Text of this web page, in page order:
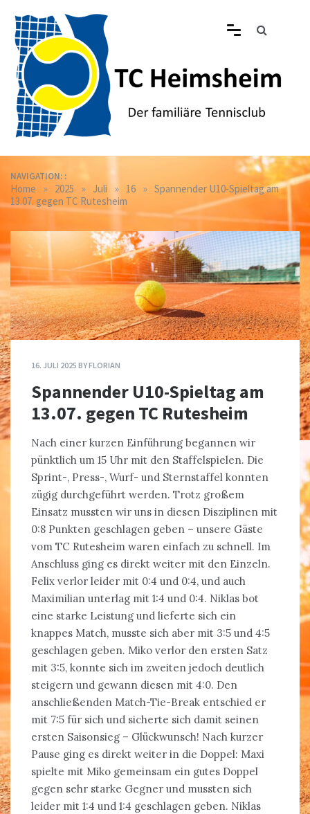
content
Tennisclub Heimsheim
NAVIGATION: :
Home » 2025 » Juli » 16 » Spannender U10-Spieltag am
13.07. gegen TC Rutesheim
16. JULI 2025 BYFLORIAN
Spannender U10-Spieltag am
13.07. gegen TC Rutesheim
Nach einer kurzen Einführung begannen wir
pünktlich um 15 Uhr mit den Staffelspielen. Die
Sprint-, Press-, Wurf- und Sternstaffel konnten
zügig durchgeführt werden. Trotz großem
Einsatz mussten wir uns in diesen Disziplinen mit
0:8 Punkten geschlagen geben – unsere Gäste
vom TC Rutesheim waren einfach zu schnell. Im
Anschluss ging es direkt weiter mit den Einzeln.
Felix verlor leider mit 0:4 und 0:4, und auch
Maximilian unterlag mit 1:4 und 0:4. Niklas bot
eine starke Leistung und lieferte sich ein
knappes Match, musste sich aber mit 3:5 und 4:5
geschlagen geben. Miko verlor den ersten Satz
mit 3:5, konnte sich im zweiten jedoch deutlich
steigern und gewann diesen mit 4:0. Den
anschließenden Match-Tie-Break entschied er
mit 7:5 für sich und sicherte sich damit seinen
ersten Saisonsieg – Glückwunsch! Nach kurzer
Pause ging es direkt weiter in die Doppel: Maxi
spielte mit Miko gemeinsam ein gutes Doppel
gegen sehr starke Gegner und mussten sich
leider mit 1:4 und 1:4 geschlagen geben. Niklas